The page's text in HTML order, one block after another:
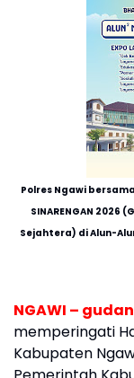
Polres Ngawi
SINARENGAN
Sejahtera) di Alun-
NGAWI –
memperingati
Kabupaten